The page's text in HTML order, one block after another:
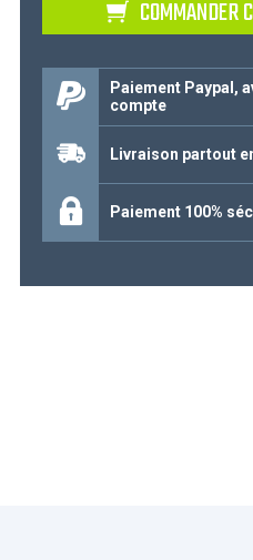
lui un but !
COMMANDER
Paiement Paypal,
compte
Livraison partout
Paiement 100%